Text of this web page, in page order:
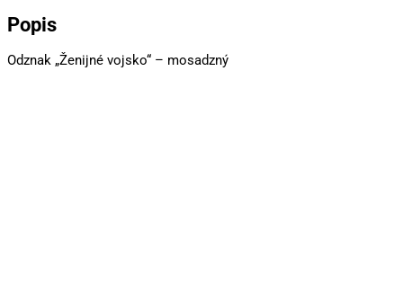
Popis
Odznak „Ženijné vojsko“ – mosadzný